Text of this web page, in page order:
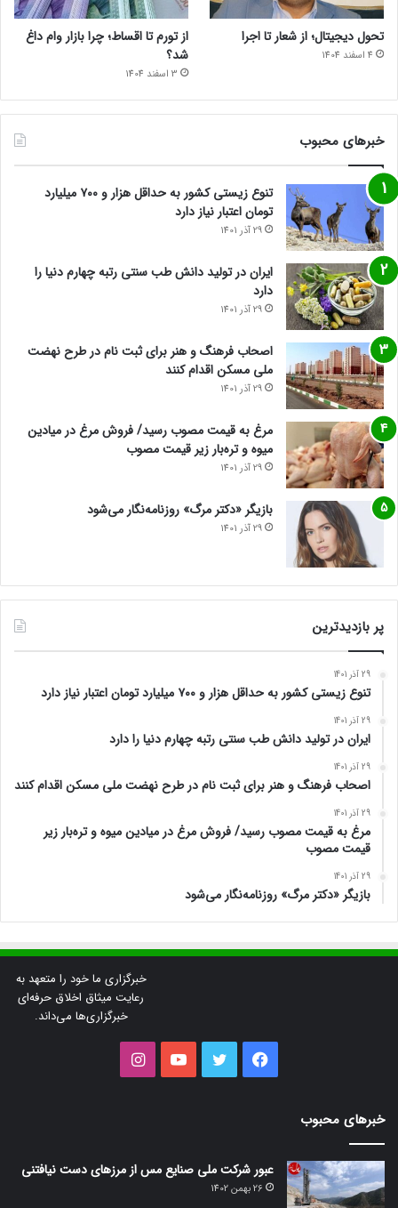
تحول دیجیتال؛ از شعار تا اجرا
4 اسفند 1404
از تورم تا اقساط؛ چرا بازار وام داغ
شد؟
3 اسفند 1404
خبرهای محبوب
تنوع زیستی کشور به حداقل هزار و ۷۰۰ میلیارد
تومان اعتبار نیاز دارد
29 آذر 1401
ایران در تولید دانش طب سنتی رتبه چهارم دنیا را
دارد
29 آذر 1401
اصحاب فرهنگ و هنر برای ثبت نام در طرح نهضت
ملی مسکن اقدام کنند
29 آذر 1401
مرغ به قیمت مصوب رسید/ فروش مرغ در میادین
میوه و تره‌بار زیر قیمت مصوب
29 آذر 1401
بازیگر «دکتر مرگ» روزنامه‌نگار می‌شود
29 آذر 1401
پر بازدیدترین
29 آذر 1401
تنوع زیستی کشور به حداقل هزار و ۷۰۰ میلیارد تومان اعتبار نیاز دارد
29 آذر 1401
ایران در تولید دانش طب سنتی رتبه چهارم دنیا را دارد
29 آذر 1401
اصحاب فرهنگ و هنر برای ثبت نام در طرح نهضت ملی مسکن اقدام کنند
29 آذر 1401
مرغ به قیمت مصوب رسید/ فروش مرغ در میادین میوه و تره‌بار زیر
قیمت مصوب
29 آذر 1401
بازیگر «دکتر مرگ» روزنامه‌نگار می‌شود
خبرگزاری ما خود را متعهد به
رعایت میثاق اخلاق حرفه‌ای
خبرگزاری‌ها می‌داند.
فیس
توییتر یوتیوب
خبرهای محبوب
عبور شرکت ملی صنایع مس از مرزهای دست نیافتنی
26 بهمن 1402